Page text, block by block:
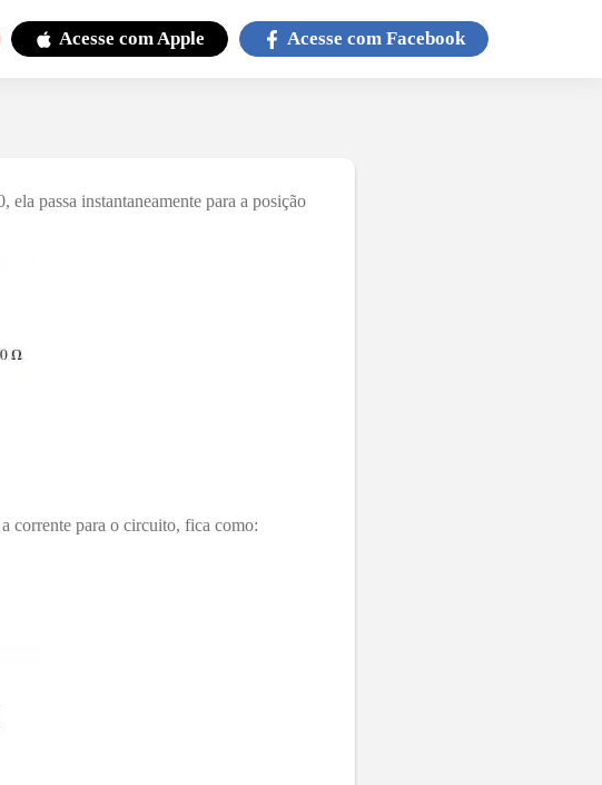
Acesse comApple Acesse com Facebook
passa instantaneamente para a posição
corrente para o circuito, fica como: